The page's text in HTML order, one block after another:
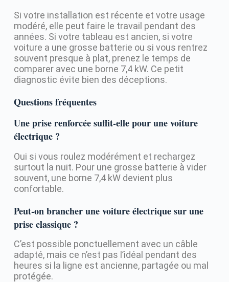
Si votre installation est récente et votre usage
modéré, elle peut faire le travail pendant des
années. Si votre tableau est ancien, si votre
voiture a une grosse batterie ou si vous rentrez
souvent presque à plat, prenez le temps de
comparer avec une borne 7,4 kW. Ce petit
diagnostic évite bien des déceptions.
Questions fréquentes
Une prise renforcée suffit-elle pour une voiture
électrique ?
Oui si vous roulez modérément et rechargez
surtout la nuit. Pour une grosse batterie à vider
souvent, une borne 7,4 kW devient plus
confortable.
Peut-on brancher une voiture électrique sur une
prise classique ?
C’est possible ponctuellement avec un câble
adapté, mais ce n’est pas l’idéal pendant des
heures si la ligne est ancienne, partagée ou mal
protégée.